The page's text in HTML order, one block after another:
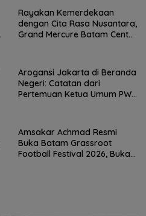
Rayakan Kemerdekaan
dengan Cita Rasa Nusantara,
Grand Mercure Batam Centre
Arogansi Jakarta di Beranda
Negeri: Catatan dari
Pertemuan Ketua Umum PWI
Amsakar Achmad Resmi
Buka Batam Grassroot
Football Festival 2026, Buka